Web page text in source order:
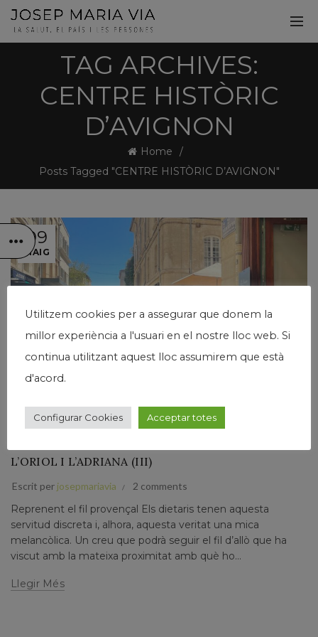
TAG ARCHIVES:
CENTRE HISTÒRIC
D’AVIGNON
Home
Posts Tagged "CENTRE HISTÒRIC D’AVIGNON"
09
MAIG
VIATGE CAP A LA LLUM DE LA PROVENÇA. DIETARI
L’ORIOL I L’ADRIANA (III)
Escrit per josepmariavia 2 comments
Reprenent el fil provençal Els dietaris tenen aquesta
servitud discreta i, alhora, aquesta veritat una mica
melancòlica. Un creu que podrà seguir el fil d’allò que ha
viscut amb la mateixa proximitat amb què ho...
Llegir Més
Utilitzem cookies per a assegurar que donem la
millor experiència a l'usuari en el nostre lloc web. Si
continua utilitzant aquest lloc assumirem que està
d'acord.
Configurar Cookies Acceptar totes